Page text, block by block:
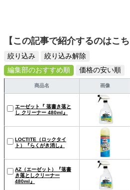
【この記事で紹介するのはこち
絞り込み
絞り込み解除
編集部のおすすめ順
価格の安い順
商品名 画像
エーゼット『 落書き落と
し クリーナー 480ml』
LOCTITE（ロックタイ
ト）『らくがき消し』
AZ（エーゼット）『落書
き落としクリーナー
480ml』